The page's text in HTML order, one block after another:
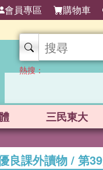
會員專區 購物車
熱搜：
三民東大
良課外讀物 / 第